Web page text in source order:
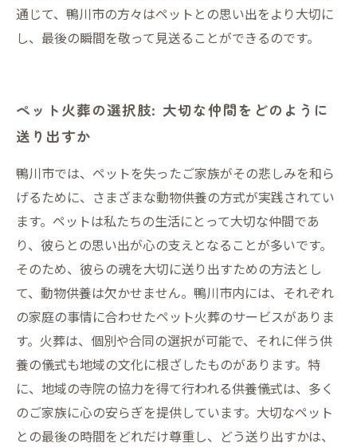
通じて、鴨川市の方々はペットとの思い出をより大切に
し、最後の瞬間を敬って見送ることができるのです。
ペット火葬の選択肢: 大切な仲間をどのように
送り出すか
鴨川市では、ペットを失ったご家族がその悲しみを和ら
げるために、さまざまな動物供養の方式が実践されてい
ます。ペットは私たちの生活にとって大切な仲間であ
り、彼らとの思い出が心の支えとなることが多いです。
そのため、彼らの魂を大切に送り出すための方法とし
て、動物供養は欠かせません。鴨川市内には、それぞれ
の家庭の事情に合わせたペット火葬のサービスがありま
す。火葬は、個別や合同の選択が可能で、それに伴う供
養の儀式も地域の文化に根ざしたものがあります。特
に、地域の寺院の協力を得て行われる供養儀式は、多く
のご家族に心の安らぎを提供しています。大切なペット
との最後の時間をどれだけ尊重し、どう送り出すかは、